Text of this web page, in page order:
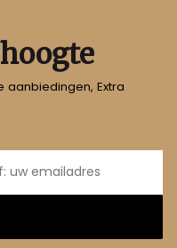
aanbiedingen, Extra